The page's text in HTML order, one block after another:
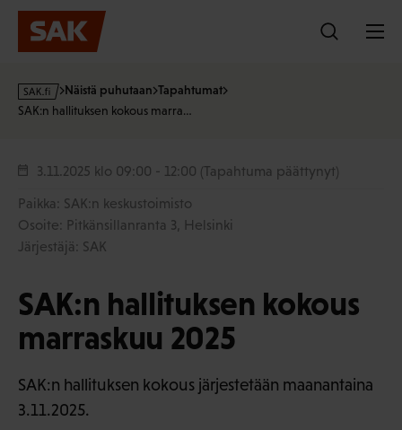
Hyppää
sisältöön
s
a
f
Näistä puhutaan Tapahtumat
SAK:n hallituksen kokous marra…
3.11.2025 klo 09:00 - 12:00 (Tapahtuma päättynyt)
Paikka: SAK:n keskustoimisto
Osoite: Pitkänsillanranta 3, Helsinki
Järjestäjä: SAK
SAK:n hallituksen kokous
marraskuu 2025
SAK:n hallituksen kokous järjestetään maanantaina
3.11.2025.